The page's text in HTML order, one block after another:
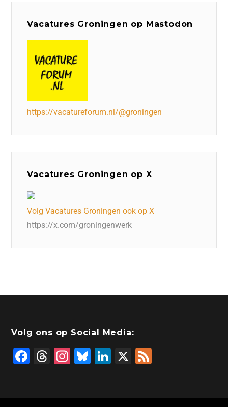
Vacatures Groningen op Mastodon
https://vacatureforum.nl/@groningen
Vacatures Groningen op X
Volg Vacatures Groningen ook op X
https://x.com/groningenwerk
Volg ons op Social Media:
F
T
In Bl
Li X